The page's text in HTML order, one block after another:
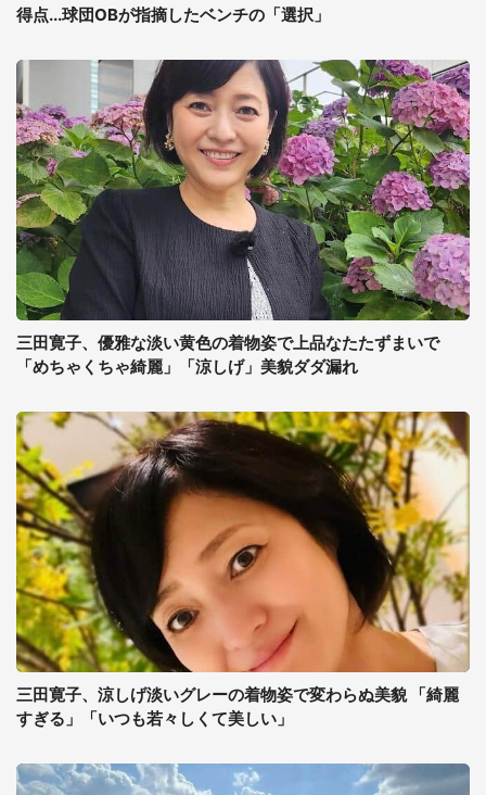
得点...球団OBが指摘したベンチの「選択」
三田寛子、優雅な淡い黄色の着物姿で上品なたたずまいで
「めちゃくちゃ綺麗」「涼しげ」美貌ダダ漏れ
三田寛子、涼しげ淡いグレーの着物姿で変わらぬ美貌 「綺麗
すぎる」「いつも若々しくて美しい」